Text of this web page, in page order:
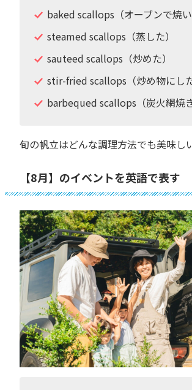
baked scallops（オーブンで焼い
steamed scallops（蒸した）
sauteed scallops（炒めた）
stir-fried scallops（炒め物にした
barbequed scallops（炭火網焼き
旬の帆立はどんな調理方法でも美味し
【8月】のイベントを英語で表す